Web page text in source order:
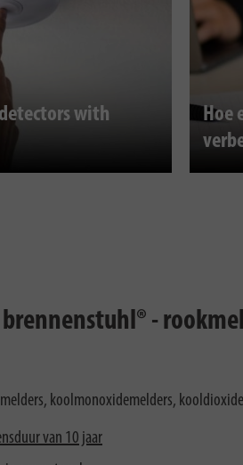
with
Hoe
-
koolmonoxidemelders,
van 10 jaar